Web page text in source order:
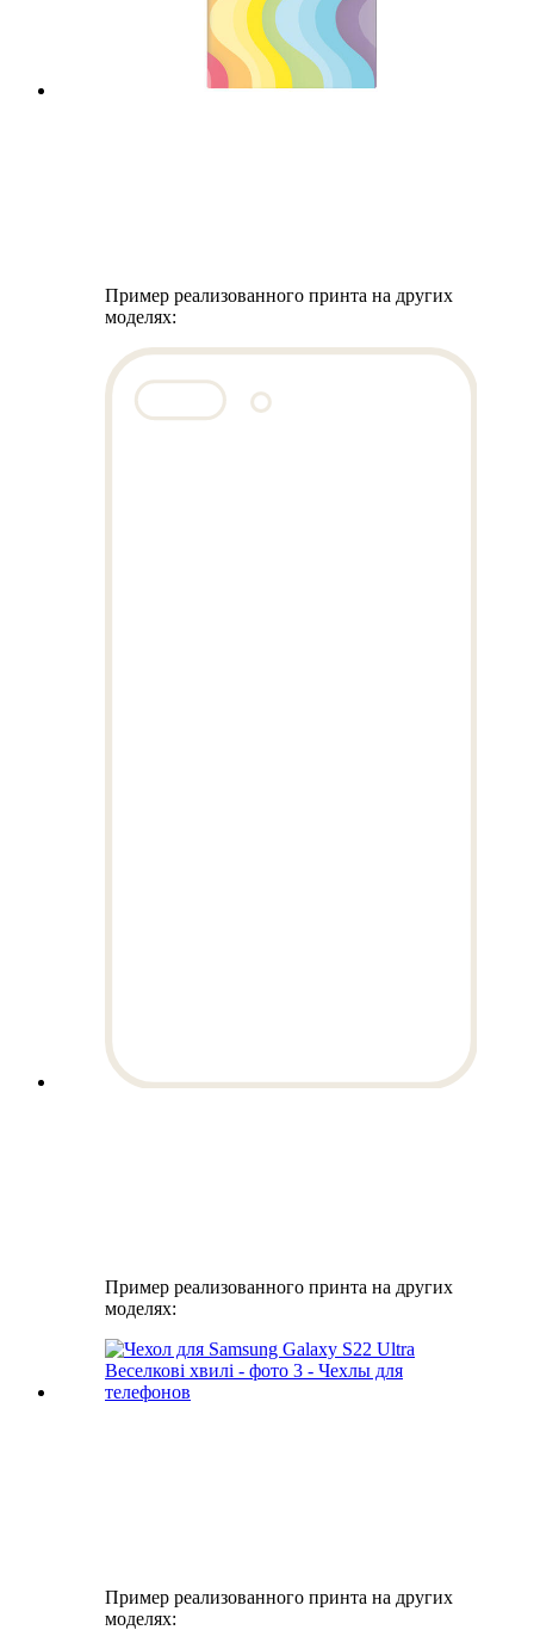
Пример реализованного принта на других
моделях:
Пример реализованного принта на других
моделях:
Пример реализованного принта на других
моделях: